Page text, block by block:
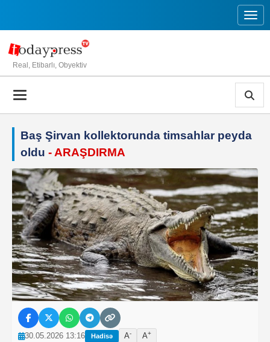
Real, Etibarlı, Obyektiv
Baş Şirvan kollektorunda timsahlar peyda
oldu - ARAŞDIRMA
30.05.2026 13:16 Hadisə A- A+